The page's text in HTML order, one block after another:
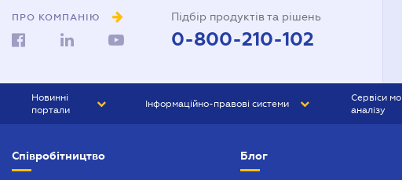
ПРО КОМПАНІЮ Підбір продуктів та рішень
0-800-210-102
Новинні
портали
БІЗНЕС
Інформаційно-правові системи
Сервіси
аналізу
Співробітництво Блог